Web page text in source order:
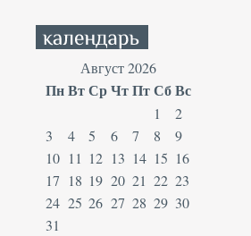
Август 2026
ПнВтСрЧтПтСбВс
1
2
3
4 5 6 7 8
9
10 11 12 13 14 15 16
17 18 19 20 21 22 23
24 25 26 27 28 29 30
31